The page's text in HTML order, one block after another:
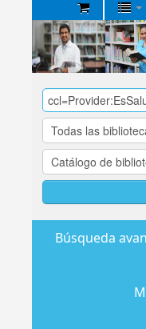
Biblioteca
Central
EsSalud
Búsqueda